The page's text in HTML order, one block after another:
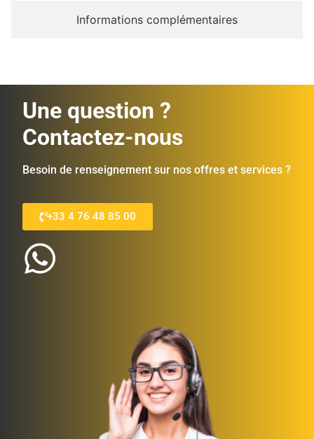
Informations complémentaires
Une question ?
Contactez-nous
Besoin de renseignement sur nos offres et services ?
+33 4 76 48 85 00